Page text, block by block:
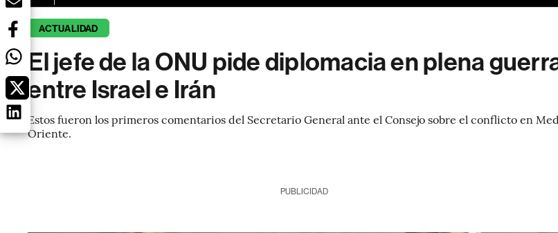
ACTUALIDAD
El jefe de la ONU pide diplomacia en plena
entre Israel e Irán
Estos fueron los primeros comentarios del Secretario General ante el Consejo sobre el conflicto en
Oriente.
PUBLICIDAD